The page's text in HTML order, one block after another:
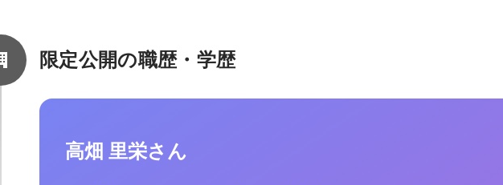
限定公開の職歴・学歴
高畑 里栄さん